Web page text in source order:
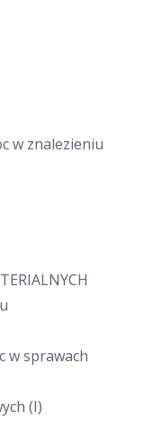
w znalezieniu
w sprawach
(I)